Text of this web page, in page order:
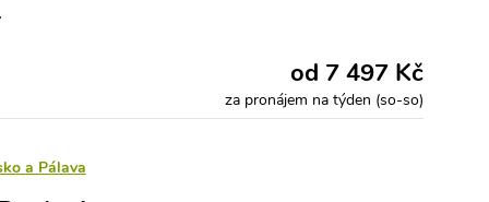
od 7 497 Kč
za pronájem na týden (so-so)
a Pálava